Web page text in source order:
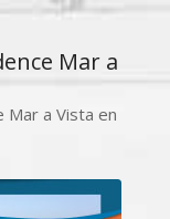
Mar a
Mar a Vista en